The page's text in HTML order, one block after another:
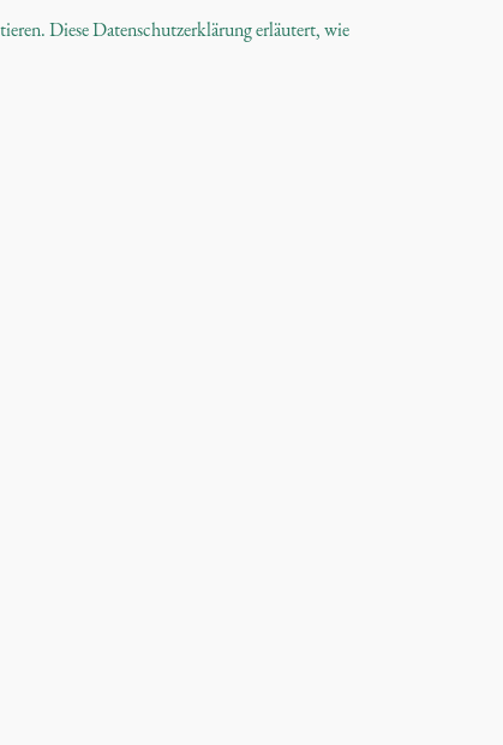
Diese Datenschutzerklärung erläutert, wie